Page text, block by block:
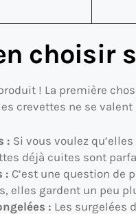
choisir
! La première
crevettes ne se valent
: Si vous voulez
déjà cuites sont
: C’est une question de
elles gardent un peu
: Les surgelées